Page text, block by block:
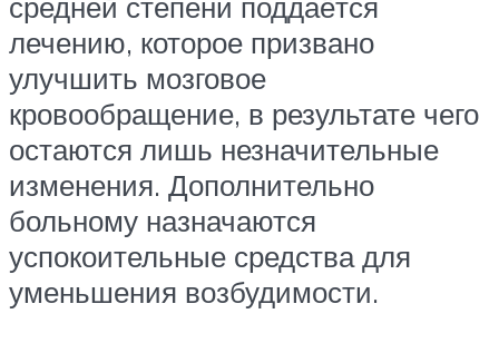
лечению, которое призвано
улучшить мозговое
кровообращение, в результате чего
остаются лишь незначительные
изменения. Дополнительно
больному назначаются
успокоительные средства для
уменьшения возбудимости.